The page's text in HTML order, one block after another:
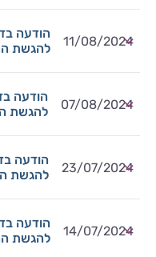
11/08/2024
הודעה
להגשת
07/08/2024
הודעה
להגשת
23/07/2024
הודעה
להגשת
14/07/2024
הודעה
להגשת